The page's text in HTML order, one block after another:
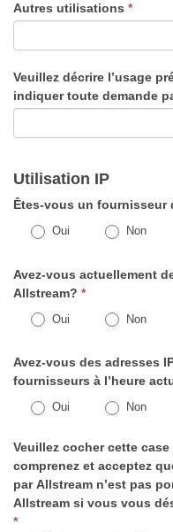
Autres utilisations *
Veuillez décrire l’usage
indiquer toute demande
Utilisation IP
Êtes-vous un fournisseur
Oui Non
Avez-vous actuellement
Allstream? *
Oui Non
Avez-vous des adresses
fournisseurs à l’heure
Oui Non
Veuillez cocher cette
comprenez et acceptez
par Allstream n’est pas
Allstream si vous vous
*